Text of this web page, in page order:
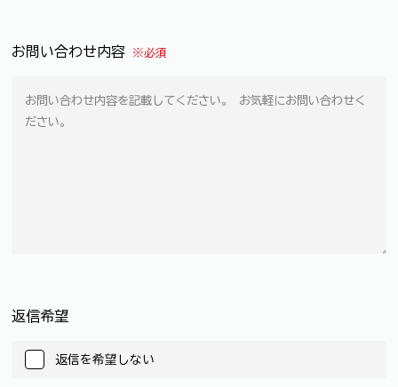
お問い合わせ内容 ※必須
返信希望
返信を希望しない